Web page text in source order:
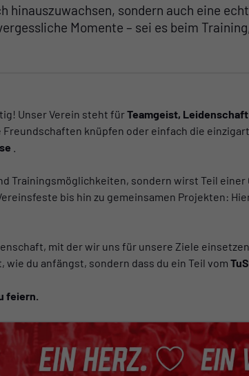
sondern auch eine
Momente – sei es beim
Unser Verein steht fürTeamgeist,
knüpfen oder einfach die
sondern wirst Teil einer
bis hin zu gemeinsamen Projekten:
mit der wir uns für unsere Ziele
du anfängst, sondern dass du ein Teil vom
feiern.